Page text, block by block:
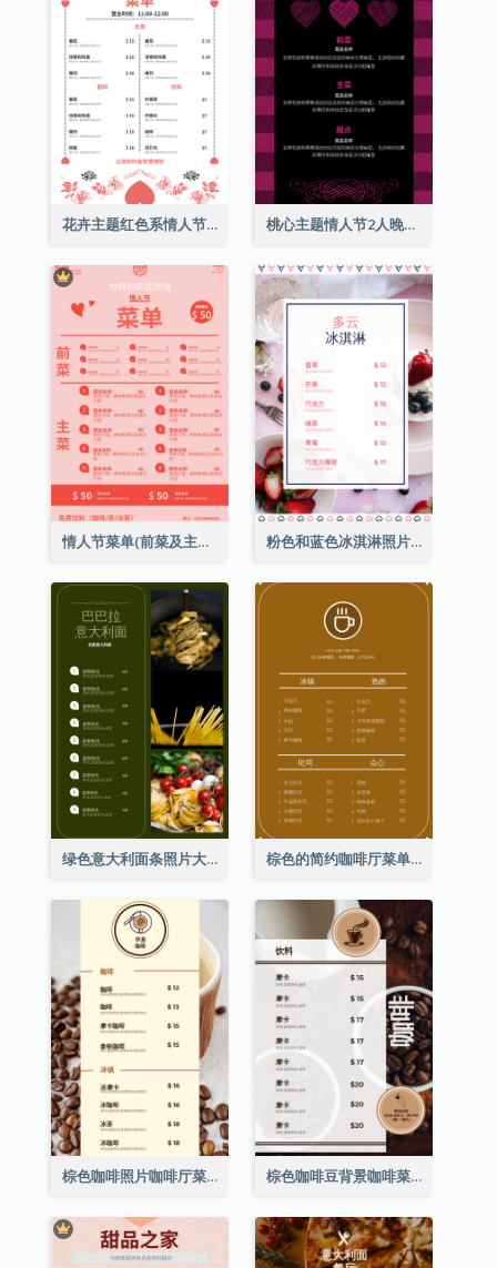
花卉主题红色系情人节菜单 桃心主题情人节2人晚餐菜单
情人节菜单(前菜及主菜) 粉色和蓝色冰淇淋照片甜点菜单
绿色意大利面条照片大餐厅菜单 棕色的简约咖啡厅菜单
棕色咖啡照片咖啡厅菜单 棕色咖啡豆背景咖啡菜单